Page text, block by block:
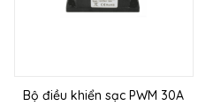
Bộ điều khiển sạc PWM 30A